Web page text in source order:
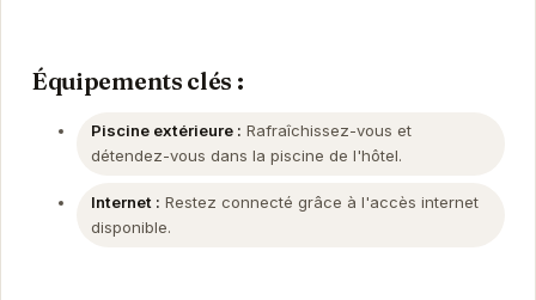
Équipements clés :
Piscine extérieure : Rafraîchissez-vous et
détendez-vous dans la piscine de l'hôtel.
Internet : Restez connecté grâce à l'accès internet
disponible.